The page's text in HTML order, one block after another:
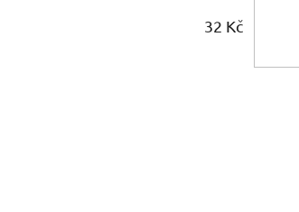
32 Kč